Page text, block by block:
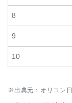
8
9
10
※出典元：オリコン